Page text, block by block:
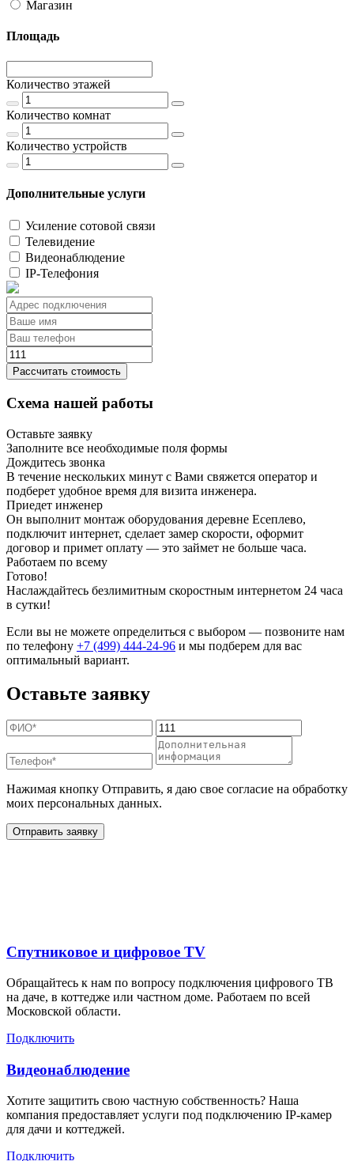
Магазин
Площадь
Количество этажей
Количество комнат
Количество устройств
Дополнительные услуги
Усиление сотовой связи
Телевидение
Видеонаблюдение
IP-Телефония
Рассчитать стоимость
Схема нашей работы
Оставьте заявку
Заполните все необходимые поля формы
Дождитесь звонка
В течение нескольких минут с Вами свяжется оператор и
подберет удобное время для визита инженера.
Приедет инженер
Он выполнит монтаж оборудования деревне Есеплево,
подключит интернет, сделает замер скорости, оформит
договор и примет оплату — это займет не больше часа.
Работаем по всему
Готово!
Наслаждайтесь безлимитным скоростным интернетом 24 часа
в сутки!
Если вы не можете определиться с выбором — позвоните нам
по телефону +7 (499) 444-24-96 и мы подберем для вас
оптимальный вариант.
Оставьте заявку
Нажимая кнопку Отправить, я даю свое согласие на обработку
моих персональных данных.
Отправить заявку
Спутниковое и цифровое TV
Обращайтесь к нам по вопросу подключения цифрового ТВ
на даче, в коттедже или частном доме. Работаем по всей
Московской области.
Подключить
Видеонаблюдение
Хотите защитить свою частную собственность? Наша
компания предоставляет услуги под подключению IP-камер
для дачи и коттеджей.
Подключить